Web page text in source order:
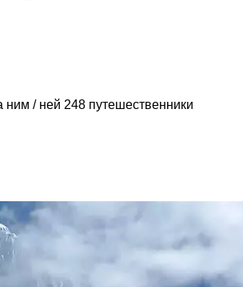
ним / ней 248 путешественники